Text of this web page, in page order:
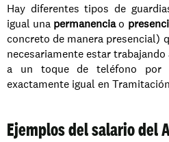
Hay diferentes tipos de
igual una permanencia o
concreto de manera presencial)
necesariamente estar
a un toque de teléfono por
exactamente igual en
Ejemplos del salario del